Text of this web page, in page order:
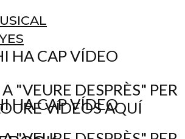
HA CAP VÍDEO
"VEURE DESPRÈS" PER
VÍDEOS AQUÍ
HA CAP VÍDEO